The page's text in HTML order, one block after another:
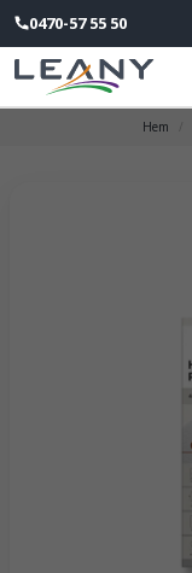
0470-57 55 50
Hem